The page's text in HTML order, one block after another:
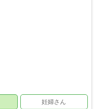
妊婦さん